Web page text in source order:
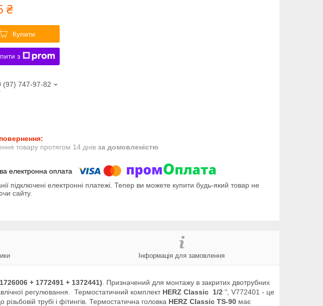
₴
Купити
з
(97) 747-97-82
товару протягом 14 днів за домовленістю
підключені електронні платежі. Тепер ви можете купити будь-який товар не
сайту.
Інформація для замовлення
+ 1772491 + 1372441) . Призначений для монтажу в закритих двотрубних
регулювання. Термостатичний комплект HERZ Classic 1/2 ", V772401 - це
трубі і фітингів. Термостатична головка HERZ Classic TS-90 має